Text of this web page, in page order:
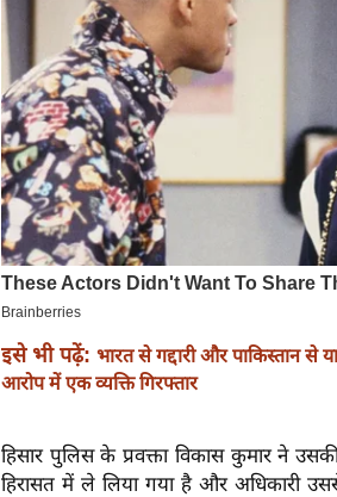
इसे भी पढ़ें: भारत से गद्दारी और पाकिस्तान
आरोप में एक व्यक्ति गिरफ्तार
हिसार पुलिस के प्रवक्ता विकास कुमार ने
हिरासत में ले लिया गया है और अधिकारी